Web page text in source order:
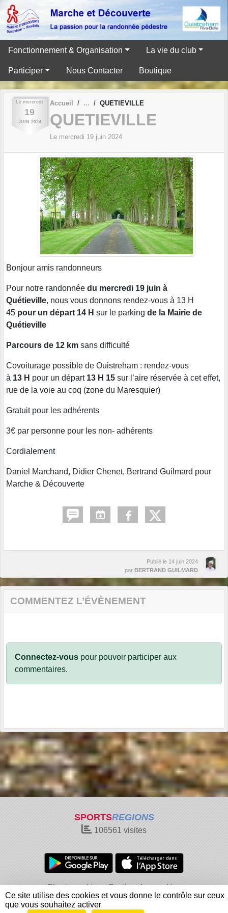
Fonctionnement & Organisation La vie du club
Participer Nous Contacter Boutique
Le mercredi
19
JUIN 2024
Accueil QUETIEVILLE
QUETIEVILLE
Le mercredi 19 juin 2024
Bonjour amis randonneurs
Pour notre randonnée du mercredi 19 juin à
Quétieville, nous vous donnons rendez-vous à 13 H
45 pour un départ 14 H sur le parking de la Mairie de
Quétieville
Parcours de 12 km sans difficulté
Covoiturage possible de Ouistreham : rendez-vous
à 13 H pour un départ 13 H 15 sur l’aire réservée à cet effet,
rue de la voie au coq (zone du Maresquier)
Gratuit pour les adhérents
3€ par personne pour les non- adhérents
Cordialement
Daniel Marchand, Didier Chenet, Bertrand Guilmard pour
Marche & Découverte
Publié le 14 juin 2024
par BERTRAND GUILMARD
COMMENTEZ L’ÉVÈNEMENT
Connectez-vous pour pouvoir participer aux
commentaires.
SPORTSREGIONS
106561 visites
Charte cookies
Gestion des cookies
Informations légales
Signaler un contenu inapproprié
Panneau de gestion des cookies
Ce site utilise des cookies et vous donne le contrôle sur ceux
que vous souhaitez activer